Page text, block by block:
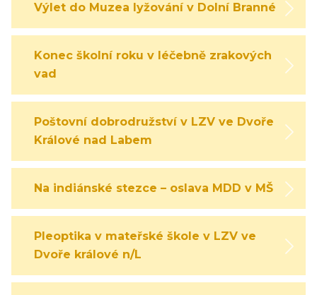
Výlet do Muzea lyžování v Dolní Branné
Konec školní roku v léčebně zrakových
vad
Poštovní dobrodružství v LZV ve Dvoře
Králové nad Labem
Na indiánské stezce – oslava MDD v MŠ
Pleoptika v mateřské škole v LZV ve
Dvoře králové n/L